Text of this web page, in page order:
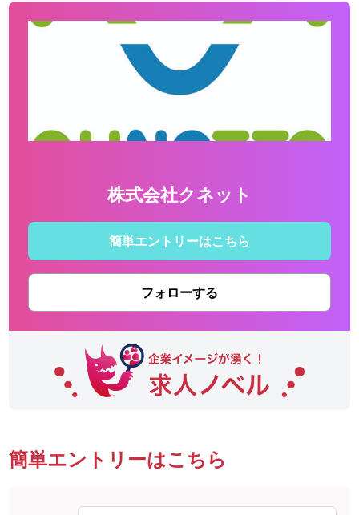
株式会社クネット
簡単エントリーはこちら
フォローする
簡単エントリーはこちら